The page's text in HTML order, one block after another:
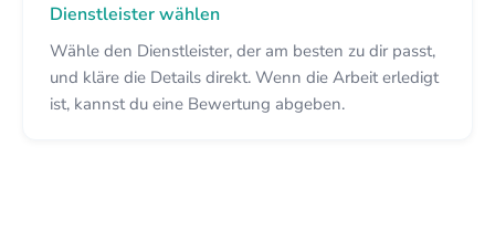
Dienstleister wählen
Wähle den Dienstleister, der am besten zu dir passt,
und kläre die Details direkt. Wenn die Arbeit erledigt
ist, kannst du eine Bewertung abgeben.